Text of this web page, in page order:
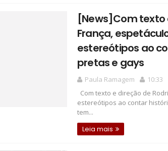
[News]Com texto
França,
estereótipos ao
pretas e gays
Paula Ramagem
10:33
Com texto e direção de
estereótipos ao contar
tem...
Leia mais